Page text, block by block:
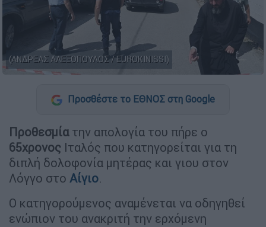
(ΑΝΔΡΕΑΣ ΑΛΕΞΟΠΟΥΛΟΣ / EUROKINISSI)
Προσθέστε το ΕΘΝΟΣ στη Google
Προθεσμίατην απολογία του πήρε ο
65χρονος Ιταλός που κατηγορείται για τη
διπλή δολοφονία μητέρας και γιου στον
Λόγγο στο Αίγιο.
Ο κατηγορούμενος αναμένεται να οδηγηθεί
ενώπιον του ανακριτή την ερχόμενη